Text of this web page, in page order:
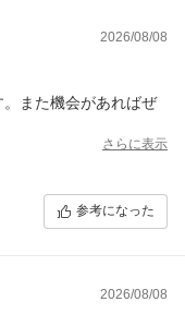
2026/08/08
また機会があればぜ
さらに表示
参考になった
2026/08/08